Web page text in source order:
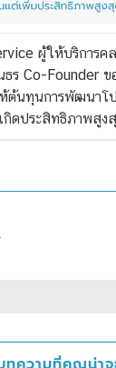
ผู้ให้บริการค
Co-Founder ข
ต้นทุนการพัฒนาโ
กิดประสิทธิภาพสูง